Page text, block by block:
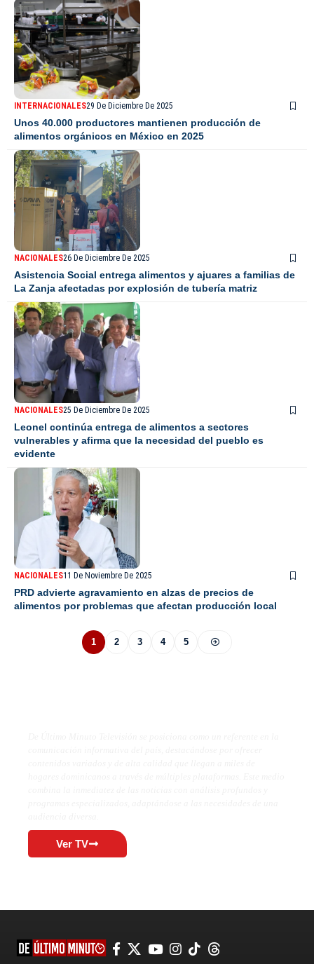
INTERNACIONALES29 De Diciembre De 2025
Unos 40.000 productores mantienen producción de
alimentos orgánicos en México en 2025
NACIONALES26 De Diciembre De 2025
Asistencia Social entrega alimentos y ajuares a familias de
La Zanja afectadas por explosión de tubería matriz
NACIONALES25 De Diciembre De 2025
Leonel continúa entrega de alimentos a sectores
vulnerables y afirma que la necesidad del pueblo es
evidente
NACIONALES11 De Noviembre De 2025
PRD advierte agravamiento en alzas de precios de
alimentos por problemas que afectan producción local
1 2 3 4 5
Ver TV